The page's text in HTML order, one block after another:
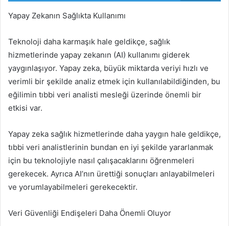
Yapay Zekanın Sağlıkta Kullanımı
Teknoloji daha karmaşık hale geldikçe, sağlık
hizmetlerinde yapay zekanın (AI) kullanımı giderek
yaygınlaşıyor. Yapay zeka, büyük miktarda veriyi hızlı ve
verimli bir şekilde analiz etmek için kullanılabildiğinden, bu
eğilimin tıbbi veri analisti mesleği üzerinde önemli bir
etkisi var.
Yapay zeka sağlık hizmetlerinde daha yaygın hale geldikçe,
tıbbi veri analistlerinin bundan en iyi şekilde yararlanmak
için bu teknolojiyle nasıl çalışacaklarını öğrenmeleri
gerekecek. Ayrıca AI’nın ürettiği sonuçları anlayabilmeleri
ve yorumlayabilmeleri gerekecektir.
Veri Güvenliği Endişeleri Daha Önemli Oluyor